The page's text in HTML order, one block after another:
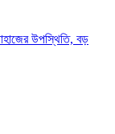
উপস্থিতি, বড়